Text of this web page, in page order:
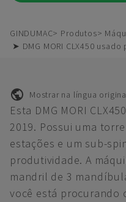
GINDUMAC Produtos
➤ DMG MORI CLX450
Mostrar na língua
Esta DMG MORI
2019. Possui uma
estações e um sub-
produtividade. A
mandril de 3
você está procurando